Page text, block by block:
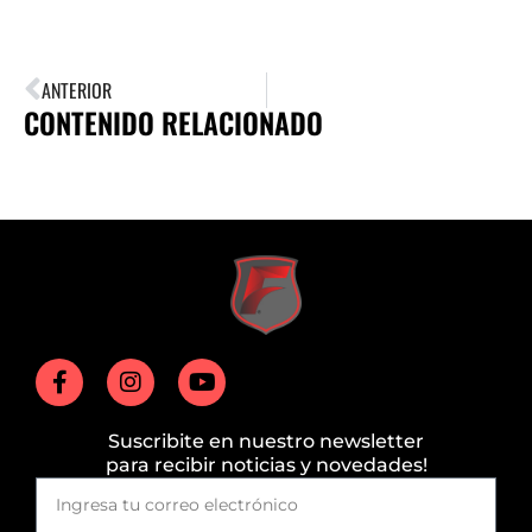
ANTERIOR
CONTENIDO RELACIONADO
Suscribite en nuestro newsletter
para recibir noticias y novedades!